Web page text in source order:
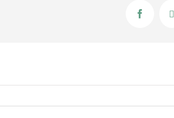
Facebook
X